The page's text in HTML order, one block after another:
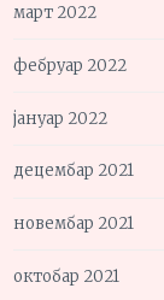
март 2022
фебруар 2022
јануар 2022
децембар 2021
новембар 2021
октобар 2021